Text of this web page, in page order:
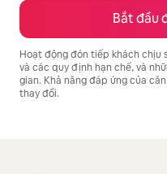
Bắt đầu
Hoạt động đón tiếp khách chịu
và các quy định hạn chế, và
gian. Khả năng đáp ứng của
thay đổi.